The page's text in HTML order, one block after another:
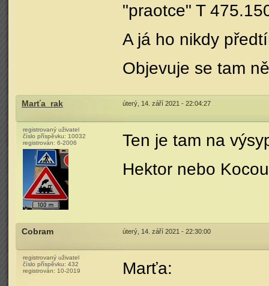
"praotce" T
A já ho nikdy
Objevuje se tam
Marťa_rak úterý, 14. září 2021 - 22:04:27
registrovaný uživatel
číslo příspěvku: 10032
registrován: 6-2006
Ten je tam na
Hektor nebo
Cobram úterý, 14. září 2021 - 22:30:00
registrovaný uživatel
číslo příspěvku: 432
registrován: 10-2019
Marťa: